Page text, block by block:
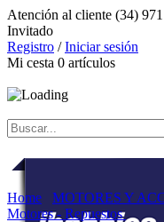
Atención al cliente (34)
Invitado
Registro /Iniciar sesión
Mi cesta 0 artículos
Home MOTORES Y
Motores - Repuestos